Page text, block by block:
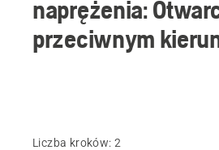
naprężenia:
przeciwnym
Liczba kroków: 2